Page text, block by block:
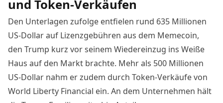
und Token-Verkäufen
Den Unterlagen zufolge entfielen rund 635 Millionen
US-Dollar auf Lizenzgebühren aus dem Memecoin,
den Trump kurz vor seinem Wiedereinzug ins Weiße
Haus auf den Markt brachte. Mehr als 500 Millionen
US-Dollar nahm er zudem durch Token-Verkäufe von
World Liberty Financial ein. An dem Unternehmen hält